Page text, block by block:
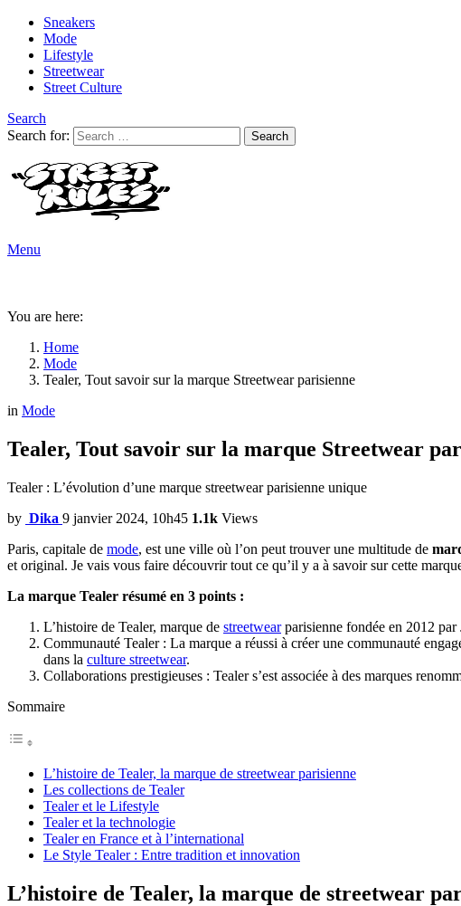
Sneakers
Mode
Lifestyle
Streetwear
Street Culture
Search
Search for:
Search
Menu
You are here:
Home
Mode
Tealer, Tout savoir sur la marque Streetwear parisienne
in Mode
Tealer, Tout savoir sur la marque Streetwear
Tealer : L’évolution d’une marque streetwear parisienne unique
by Dika 9 janvier 2024, 10h45 1.1k Views
Paris, capitale de mode, est une ville où l’on peut trouver une multitude de
et original. Je vais vous faire découvrir tout ce qu’il y a à savoir sur cette
La marque Tealer résumé en 3 points :
L’histoire de Tealer, marque de streetwearparisienne fondée en 2012 par
Communauté Tealer : La marque a réussi à créer une communauté
dans la culture streetwear.
Collaborations prestigieuses : Tealer s’est associée à des marques
Sommaire
L’histoire de Tealer, la marque de streetwear parisienne
Les collections de Tealer
Tealer et le Lifestyle
Tealer et la technologie
Tealer en France et à l’international
Le Style Tealer : Entre tradition et innovation
L’histoire de Tealer, la marque de streetwear